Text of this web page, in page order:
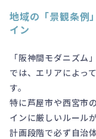
地域の「景観条例
イン
「阪神間モダニズ
では、エリアによっ
す。
特に芦屋市や西宮市
インに厳しいルール
計画段階で必ず自治